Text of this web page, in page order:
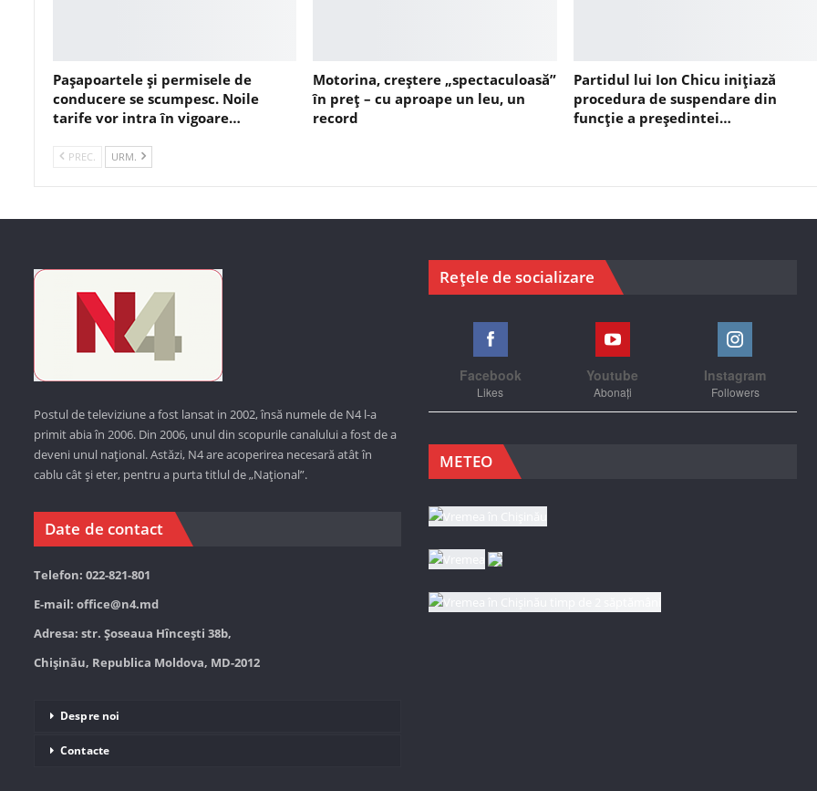
Pașapoartele și permisele de
conducere se scumpesc. Noile
tarife vor intra în vigoare…
Motorina, creștere „spectaculoasă”
în preț – cu aproape un leu, un
record
Partidul lui Ion Chicu inițiază
procedura de suspendare din
funcție a președintei…
PREC. URM.
Postul de televiziune a fost lansat in 2002, însă numele de N4 l-a
primit abia în 2006. Din 2006, unul din scopurile canalului a fost de a
deveni unul național. Astăzi, N4 are acoperirea necesară atât în
cablu cât și eter, pentru a purta titlul de „Național”.
Date de contact
Telefon: 022-821-801
E-mail: office@n4.md
Adresa: str. Șoseaua Hînceşti 38b,
Chișinău, Republica Moldova, MD-2012
Despre noi
Contacte
Rețele de socializare
Facebook
Likes
Youtube
Abonați
Instagram
Followers
METEO